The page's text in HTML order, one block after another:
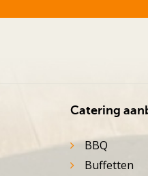
Catering
BBQ
Buffetten